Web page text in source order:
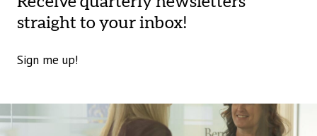
straight to your inbox!
Sign me up!